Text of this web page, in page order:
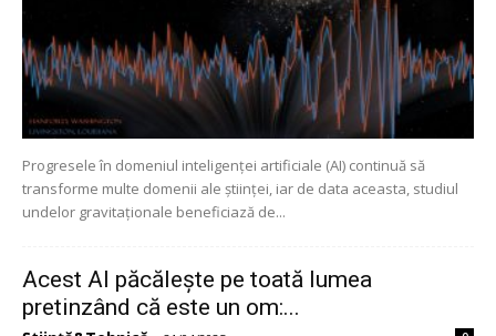
Progresele în domeniul inteligenței artificiale (AI) continuă să
transforme multe domenii ale științei, iar de data aceasta, studiul
undelor gravitaționale beneficiază de...
Acest AI păcălește pe toată lumea
pretinzând că este un om:...